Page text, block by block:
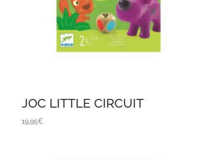
JOC LITTLE CIRCUIT
19,95€